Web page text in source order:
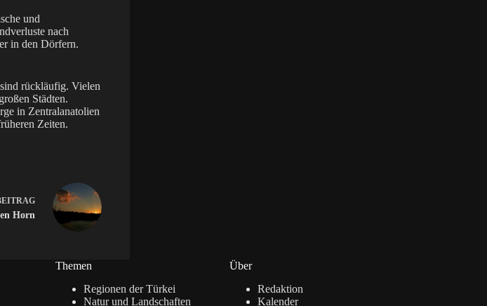
und
nach
in den Dörfern.
rückläufig. Vielen
Städten.
in Zentralanatolien
Zeiten.
Horn
Themen
Regionen der Türkei
Natur und Landschaften
Über
Redaktion
Kalender